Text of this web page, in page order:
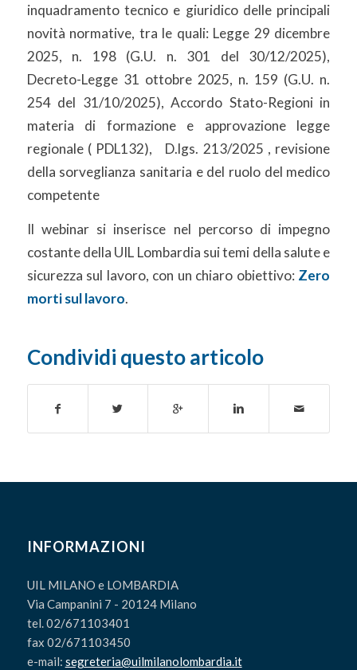
inquadramento tecnico e giuridico delle principali
novità normative, tra le quali: Legge 29 dicembre
2025, n. 198 (G.U. n. 301 del 30/12/2025),
Decreto-Legge 31 ottobre 2025, n. 159 (G.U. n.
254 del 31/10/2025), Accordo Stato-Regioni in
materia di formazione e approvazione legge
regionale ( PDL132), D.lgs. 213/2025 , revisione
della sorveglianza sanitaria e del ruolo del medico
competente
Il webinar si inserisce nel percorso di impegno
costante della UIL Lombardia sui temi della salute e
sicurezza sul lavoro, con un chiaro obiettivo: Zero
morti sul lavoro.
Condividi questo articolo
INFORMAZIONI
UIL MILANO e LOMBARDIA
Via Campanini 7 - 20124 Milano
tel. 02/671103401
fax 02/671103450
e-mail: segreteria@uilmilanolombardia.it